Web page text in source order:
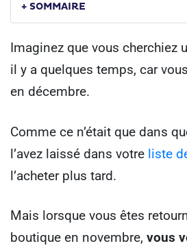
+ SOMMAIRE
Imaginez que vous cherchiez
il y a quelques temps, car
en décembre.
Comme ce n’était que dans
l’avez laissé dans votre liste
l’acheter plus tard.
Mais lorsque vous êtes
boutique en novembre, vous